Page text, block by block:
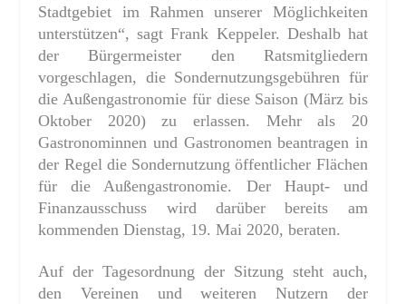
Stadtgebiet im Rahmen unserer Möglichkeiten
unterstützen“, sagt Frank Keppeler. Deshalb hat
der Bürgermeister den Ratsmitgliedern
vorgeschlagen, die Sondernutzungsgebühren für
die Außengastronomie für diese Saison (März bis
Oktober 2020) zu erlassen. Mehr als 20
Gastronominnen und Gastronomen beantragen in
der Regel die Sondernutzung öffentlicher Flächen
für die Außengastronomie. Der Haupt- und
Finanzausschuss wird darüber bereits am
kommenden Dienstag, 19. Mai 2020, beraten.
Auf der Tagesordnung der Sitzung steht auch,
den Vereinen und weiteren Nutzern der